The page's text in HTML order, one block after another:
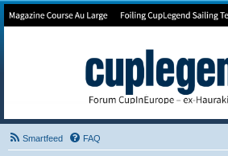
Forum de Cup In Europe
Smartfeed FAQ